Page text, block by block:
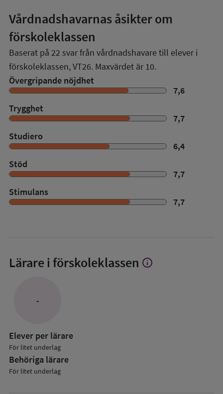
Vårdnadshavarnas åsikter om
förskoleklassen
Baserat på 22 svar från vårdnadshavare till elever i
förskoleklassen,VT26. Maxvärdet är 10.
Övergripande nöjdhet
7,6
Trygghet
7,7
Studiero
6,4
Stöd
7,7
Stimulans
7,7
Lärare i förskoleklassen Visa
info
-
Elever per lärare
För litet underlag
Behöriga lärare
För litet underlag